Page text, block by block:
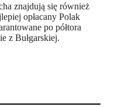
znajdują się również
opłacany Polak
po półtora
z Bułgarskiej.